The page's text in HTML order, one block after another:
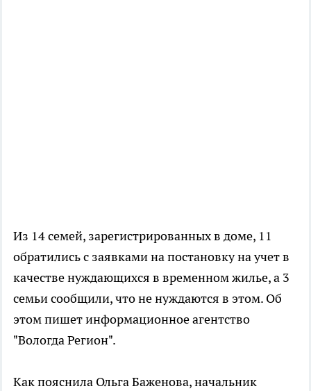
Из 14 семей, зарегистрированных в доме, 11
обратились с заявками на постановку на учет в
качестве нуждающихся в временном жилье, а 3
семьи сообщили, что не нуждаются в этом. Об
этом пишет информационное агентство
"Вологда Регион".
Как пояснила Ольга Баженова, начальник